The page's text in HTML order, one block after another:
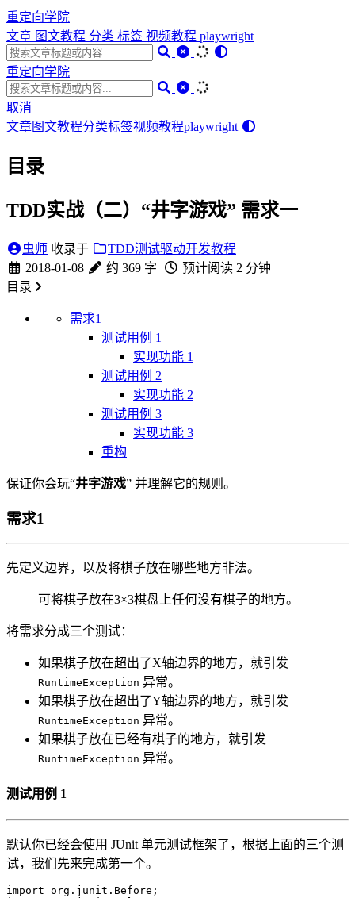
重定向学院
文章 图文教程 分类 标签 视频教程 playwright
重定向学院
取消
文章图文教程分类标签视频教程playwright
目录
TDD实战（二）“井字游戏” 需求一
虫师 收录于
TDD测试驱动开发教程
2018-01-08
约 369 字
预计阅读 2 分钟
目录
需求1
测试用例 1
实现功能 1
测试用例 2
实现功能 2
测试用例 3
实现功能 3
重构
保证你会玩“井字游戏” 并理解它的规则。
需求1
先定义边界，以及将棋子放在哪些地方非法。
可将棋子放在3×3棋盘上任何没有棋子的地方。
将需求分成三个测试：
如果棋子放在超出了X轴边界的地方，就引发
RuntimeException 异常。
如果棋子放在超出了Y轴边界的地方，就引发
RuntimeException 异常。
如果棋子放在已经有棋子的地方，就引发
RuntimeException 异常。
测试用例 1
默认你已经会使用 JUnit 单元测试框架了，根据上面的三个测
试，我们先来完成第一个。
import org.junit.Before ;